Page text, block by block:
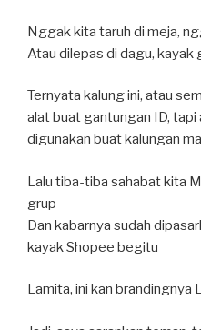
Nggak kita taruh di meja,
Atau dilepas di dagu, kayak
Ternyata kalung ini, atau
alat buat gantungan ID,
digunakan buat kalungan
Lalu tiba-tiba sahabat kita
grup
Dan kabarnya sudah
kayak Shopee begitu
Lamita, ini kan brandingnya